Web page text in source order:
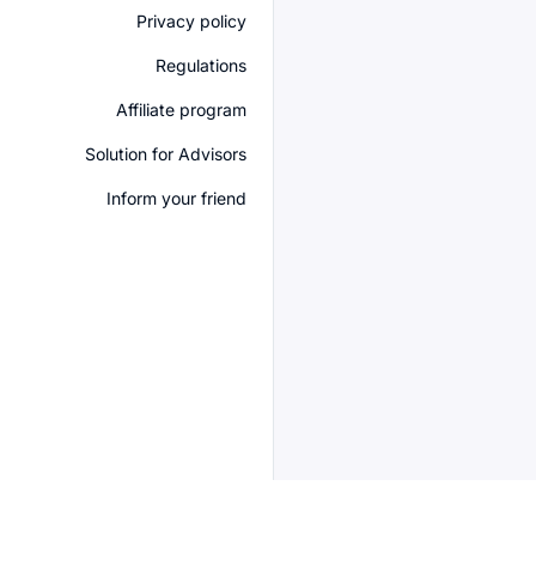
Privacy policy
Regulations
Affiliate program
Solution for Advisors
Inform your friend